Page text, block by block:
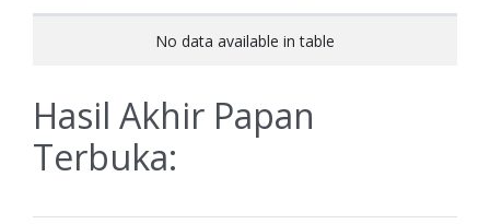
No data available in table
Hasil Akhir Papan
Terbuka: